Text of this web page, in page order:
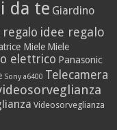
da te Giardino
regalo idee regalo
Miele Miele
elettrico Panasonic
Sony a6400 Telecamera
Videosorveglianza